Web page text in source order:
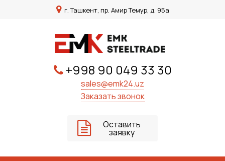
г. Ташкент, пр. Амир Темур, д. 95а
+998 90 049 33 30
sales@emk24.uz
Заказать звонок
Оставить
заявку